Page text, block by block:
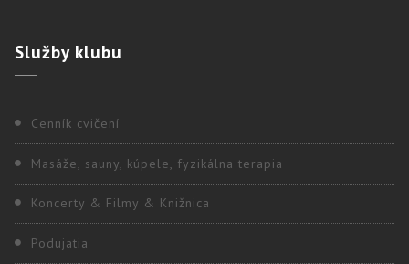
Službyklubu
Cenník cvičení
Masáže, sauny, kúpele, fyzikálna terapia
Koncerty & Filmy & Knižnica
Podujatia